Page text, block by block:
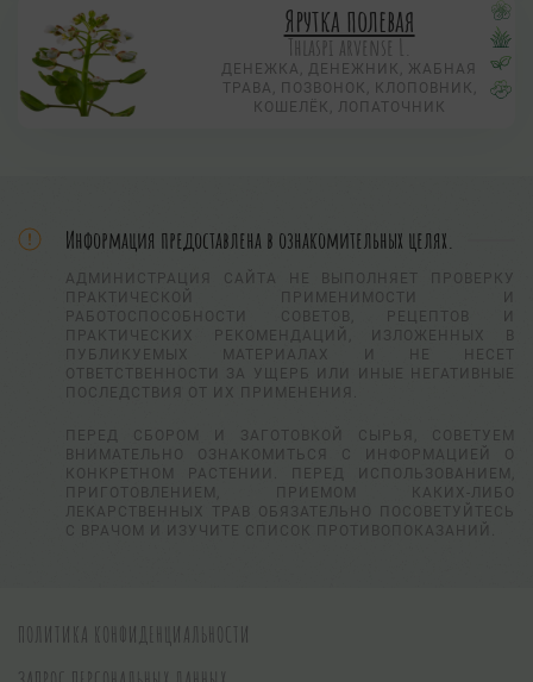
Ярутка полевая
Thlaspi arvense L.
ДЕНЕЖКА, ДЕНЕЖНИК, ЖАБНАЯ
ТРАВА, ПОЗВОНОК, КЛОПОВНИК,
КОШЕЛЁК, ЛОПАТОЧНИК
Информация предоставлена в ознакомительных целях.
АДМИНИСТРАЦИЯ САЙТА НЕ ВЫПОЛНЯЕТ ПРОВЕРКУ
ПРАКТИЧЕСКОЙ ПРИМЕНИМОСТИ И
РАБОТОСПОСОБНОСТИ СОВЕТОВ, РЕЦЕПТОВ И
ПРАКТИЧЕСКИХ РЕКОМЕНДАЦИЙ, ИЗЛОЖЕННЫХ В
ПУБЛИКУЕМЫХ МАТЕРИАЛАХ И НЕ НЕСЕТ
ОТВЕТСТВЕННОСТИ ЗА УЩЕРБ ИЛИ ИНЫЕ НЕГАТИВНЫЕ
ПОСЛЕДСТВИЯ ОТ ИХ ПРИМЕНЕНИЯ.
ПЕРЕД СБОРОМ И ЗАГОТОВКОЙ СЫРЬЯ, СОВЕТУЕМ
ВНИМАТЕЛЬНО ОЗНАКОМИТЬСЯ С ИНФОРМАЦИЕЙ О
КОНКРЕТНОМ РАСТЕНИИ. ПЕРЕД ИСПОЛЬЗОВАНИЕМ,
ПРИГОТОВЛЕНИЕМ, ПРИЕМОМ КАКИХ-ЛИБО
ЛЕКАРСТВЕННЫХ ТРАВ ОБЯЗАТЕЛЬНО ПОСОВЕТУЙТЕСЬ
С ВРАЧОМ И ИЗУЧИТЕ СПИСОК ПРОТИВОПОКАЗАНИЙ.
ПОЛИТИКА КОНФИДЕНЦИАЛЬНОСТИ